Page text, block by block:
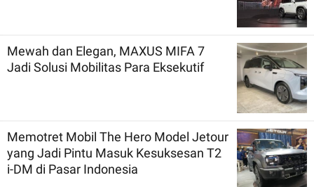
Mewah dan Elegan, MAXUS MIFA 7
Jadi Solusi Mobilitas Para Eksekutif
Memotret Mobil The Hero Model Jetour
yang Jadi Pintu Masuk Kesuksesan T2
i-DM di Pasar Indonesia